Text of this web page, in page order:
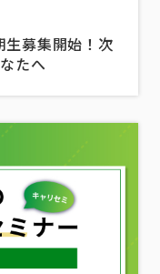
生募集開始！次
たへ